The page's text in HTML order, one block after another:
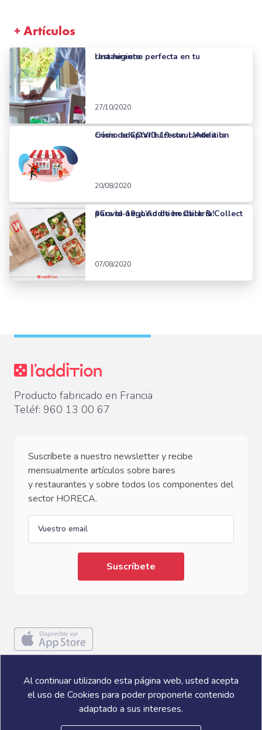
Al continuar utilizando esta página web, usted acepta
el uso de Cookies para poder proponerle contenido
adaptado a sus intereses.
+ Artículos
Una higiene perfecta en tu restaurante
27/10/2020
Cómo adaptar tu restaurante a la crisis de COVID 19 con L'Addition
20/08/2020
#Covid-19: ¡L’Addition Click & Collect para tu negocio de hostelería!
07/08/2020
Producto fabricado en Francia
Teléf: 960 13 00 67
Suscríbete a nuestro newsletter y recibe
mensualmente artículos sobre bares
y restaurantes y sobre todos los componentes del
sector HORECA.